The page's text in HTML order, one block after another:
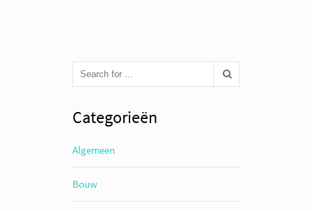
Categorieën
Algemeen
Bouw